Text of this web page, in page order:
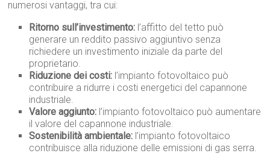
numerosi vantaggi, tra cui:
Ritorno sull’investimento: l’affitto del tetto può
generare un reddito passivo aggiuntivo senza
richiedere un investimento iniziale da parte del
proprietario.
Riduzione dei costi: l’impianto fotovoltaico può
contribuire a ridurre i costi energetici del capannone
industriale.
Valore aggiunto: l’impianto fotovoltaico può aumentare
il valore del capannone industriale.
Sostenibilità ambientale: l’impianto fotovoltaico
contribuisce alla riduzione delle emissioni di gas serra.